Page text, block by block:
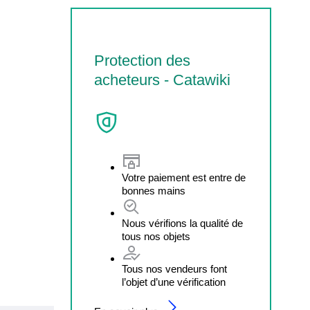
Protection des
acheteurs - Catawiki
Votre paiement est entre de
bonnes mains
Nous vérifions la qualité de
tous nos objets
Tous nos vendeurs font
l’objet d’une vérification